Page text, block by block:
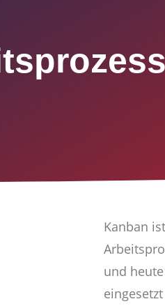
Kanban
und